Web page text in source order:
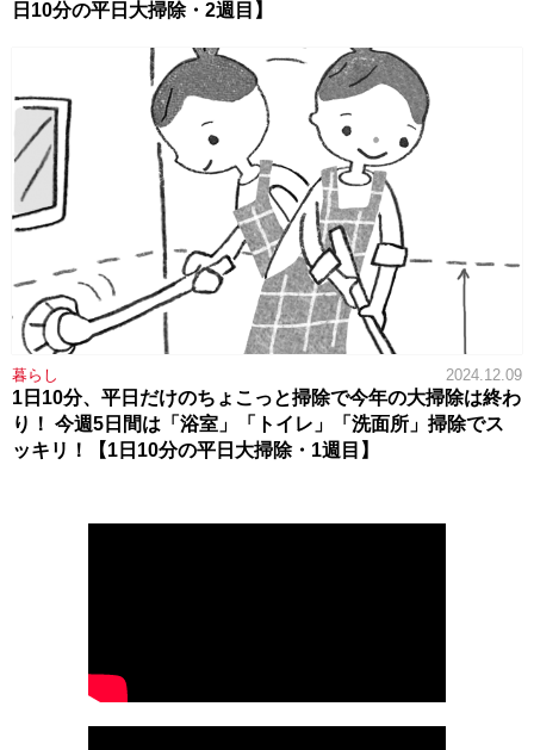
日10分の平日大掃除・2週目】
暮らし 2024.12.09
1日10分、平日だけのちょこっと掃除で今年の大掃除は終わ
り！ 今週5日間は「浴室」「トイレ」「洗面所」掃除でス
ッキリ！【1日10分の平日大掃除・1週目】